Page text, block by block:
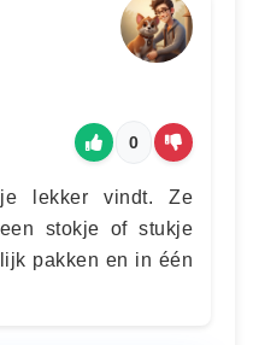
0
lekker vindt. Ze
stokje of stukje
pakken en in één